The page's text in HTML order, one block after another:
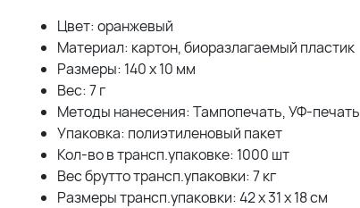
Цвет: оранжевый
Материал: картон, биоразлагаемый пластик
Размеры: 140 x 10 мм
Вес: 7 г
Методы нанесения: Тампопечать, УФ-печать
Упаковка: полиэтиленовый пакет
Кол-во в трансп.упаковке: 1000 шт
Вес брутто трансп.упаковки: 7 кг
Размеры трансп.упаковки: 42 x 31 x 18 см